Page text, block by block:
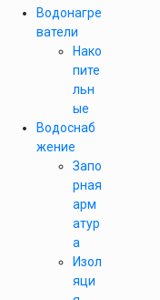
Водонагре
ватели
Нако
пите
льн
ые
Водоснаб
жение
Запо
рная
арм
атур
а
Изол
яци